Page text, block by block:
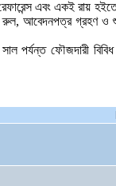
রেফারেন্স এবং একই
আবেদনপত্র গ্রহণ ও
পর্যন্ত ফৌজদারী